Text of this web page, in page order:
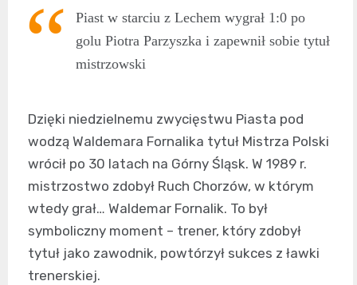
Piast w starciu z Lechem wygrał 1:0 po
golu Piotra Parzyszka i zapewnił sobie tytuł
mistrzowski
Dzięki niedzielnemu zwycięstwu Piasta pod
wodzą Waldemara Fornalika tytuł Mistrza Polski
wrócił po 30 latach na Górny Śląsk. W 1989 r.
mistrzostwo zdobył Ruch Chorzów, w którym
wtedy grał… Waldemar Fornalik. To był
symboliczny moment – trener, który zdobył
tytuł jako zawodnik, powtórzył sukces z ławki
trenerskiej.